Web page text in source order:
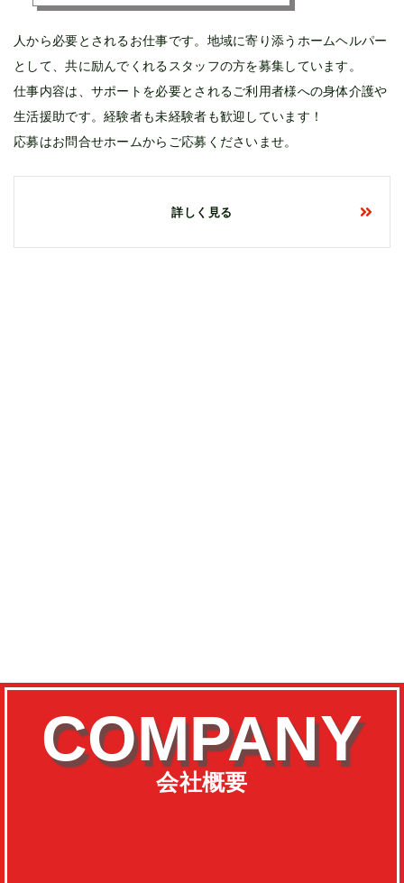
人から必要とされるお仕事です。地域に寄り添うホームヘルパー
として、共に励んでくれるスタッフの方を募集しています。
仕事内容は、サポートを必要とされるご利用者様への身体介護や
生活援助です。経験者も未経験者も歓迎しています！
応募はお問合せホームからご応募くださいませ。
詳しく見る
会社概要
COMPANY